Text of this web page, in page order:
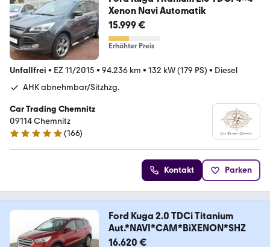
Xenon Navi Automatik
15.999 €
Erhöhter Preis
Unfallfrei • EZ 11/2015 • 94.236 km • 132 kW (179 PS) • Diesel
AHK abnehmbar/Sitzhzg.
Car Trading Chemnitz
09114 Chemnitz
5 Sterne
(166)
Kontakt Parken
Ford Kuga 2.0 TDCi Titanium
Aut.*NAVI*CAM*BiXENON*SHZ
16.620 €